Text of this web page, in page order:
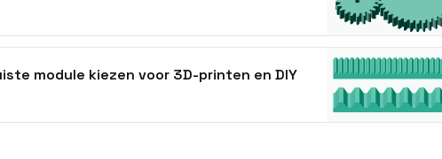
module kiezen voor 3D-printen en DIY